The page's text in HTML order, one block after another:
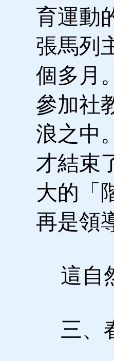
育運動
張馬列
個多月
參加社
浪之中
才結束
大的「
再是領
這自
三、